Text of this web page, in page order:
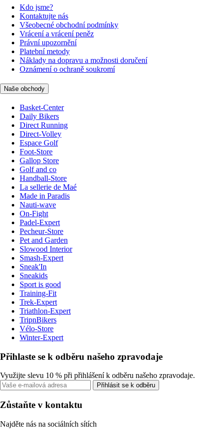
Kdo jsme?
Kontaktujte nás
Všeobecné obchodní podmínky
Vrácení a vrácení peněz
Právní upozornění
Platební metody
Náklady na dopravu a možnosti doručení
Oznámení o ochraně soukromí
Naše obchody
Basket-Center
Daily Bikers
Direct Running
Direct-Volley
Espace Golf
Foot-Store
Gallop Store
Golf and co
Handball-Store
La sellerie de Maé
Made in Paradis
Nauti-wave
On-Fight
Padel-Expert
Pecheur-Store
Pet and Garden
Slowood Interior
Smash-Expert
Sneak'In
Sneakids
Sport is good
Training-Fit
Trek-Expert
Triathlon-Expert
TripnBikers
Vélo-Store
Winter-Expert
Přihlaste se k odběru našeho zpravodaje
Využijte slevu 10 % při přihlášení k odběru našeho zpravodaje.
Přihlásit se k odběru
Zůstaňte v kontaktu
Najděte nás na sociálních sítích